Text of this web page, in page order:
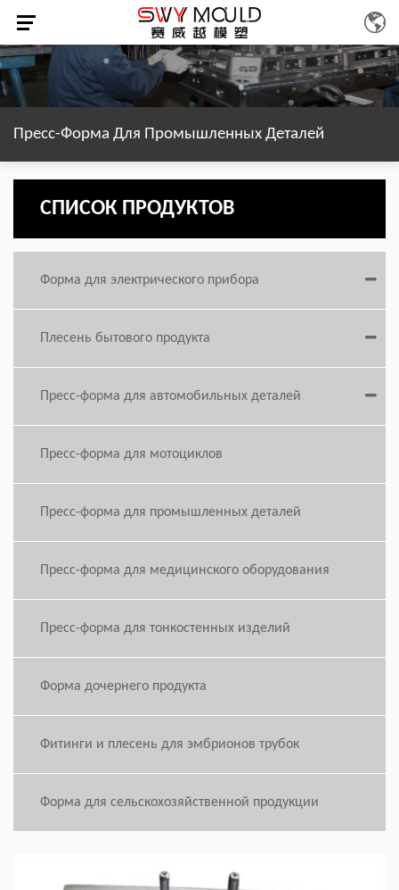
Пресс-Форма Для Промышленных Деталей
СПИСОК ПРОДУКТОВ
Форма для электрического прибора
Плесень бытового продукта
Пресс-форма для автомобильных деталей
Пресс-форма для мотоциклов
Пресс-форма для промышленных деталей
Пресс-форма для медицинского оборудования
Пресс-форма для тонкостенных изделий
Форма дочернего продукта
Фитинги и плесень для эмбрионов трубок
Форма для сельскохозяйственной продукции